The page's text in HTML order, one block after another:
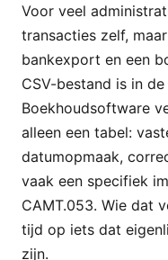
Voor veel
transacties zelf,
bankexport en een
CSV-bestand is in
Boekhoudsoftware
alleen een tabel:
datumopmaak,
vaak een specifiek
CAMT.053. Wie dat
tijd op iets dat
zijn.